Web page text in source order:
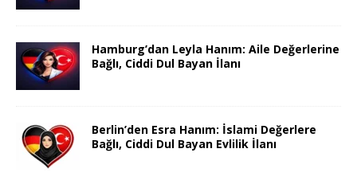
Hamburg’dan Leyla Hanım: Aile Değerlerine
Bağlı, Ciddi Dul Bayan İlanı
Berlin’den Esra Hanım: İslami Değerlere
Bağlı, Ciddi Dul Bayan Evlilik İlanı